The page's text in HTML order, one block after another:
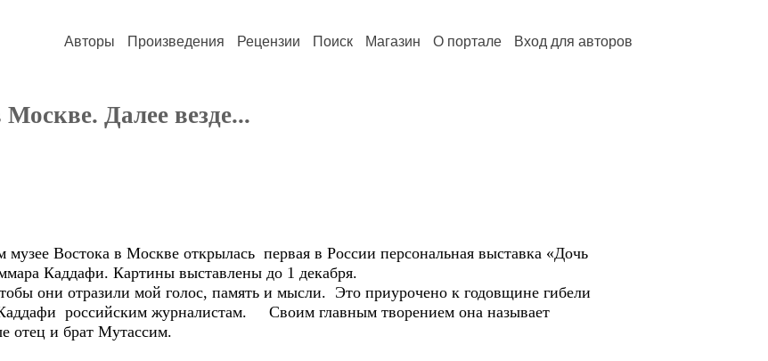
Авторы Произведения Рецензии Поиск Магазин О портале Вход для авторов
Далее везде...
музее Востока в Москве открылась первая в России персональная выставка «Дочь
Каддафи. Картины выставлены до 1 декабря.
они отразили мой голос, память и мысли. Это приурочено к годовщине гибели
российским журналистам. Своим главным творением она называет
отец и брат Мутассим.